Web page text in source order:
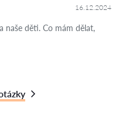
16.12.2024
naše děti. Co mám dělat,